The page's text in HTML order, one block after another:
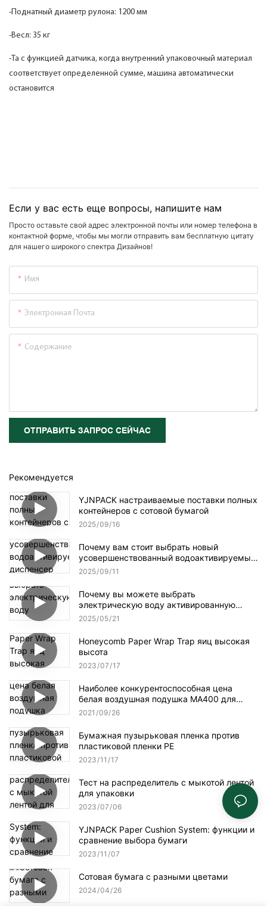
-Поднатный диаметр рулона: 1200 мм
-Весл: 35 кг
-Та с функцией датчика, когда внутренний упаковочный материал
соответствует определенной сумме, машина автоматически
остановится
Если у вас есть еще вопросы, напишите нам
Просто оставьте свой адрес электронной почты или номер телефона в
контактной форме, чтобы мы могли отправить вам бесплатную цитату
для нашего широкого спектра Дизайнов!
Имя
Электронная Почта
Содержание
ОТПРАВИТЬ ЗАПРОС СЕЙЧАС
Рекомендуется
YJNPACK настраиваемые поставки полных
контейнеров с сотовой бумагой
2025 09 16
Почему вам стоит выбрать новый
усовершенствованный водоактивируемый
диспенсер для клейкой ленты NT-AT 3.0?
2025 09 11
Почему вы можете выбрать
электрическую воду активированную
ленточную дозатор?
2025 05 21
Honeycomb Paper Wrap Trap яиц высокая
высота
2023 07 17
Наиболее конкурентоспособная цена
белая воздушная подушка MA400 для
упаковки
2021 09 26
Бумажная пузырьковая пленка против
пластиковой пленки PE
2023 11 17
Тест на распределитель с мыкотой лентой
для упаковки
2023 07 06
YJNPACK Paper Cushion System: функции и
сравнение выбора бумаги
2023 11 07
Сотовая бумага с разными цветами
2024 04 26